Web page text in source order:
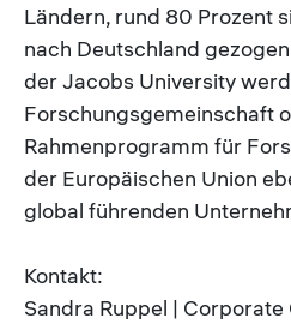
Ländern, rund 80 Prozent
nach Deutschland
der Jacobs University
Forschungsgemeinschaft
Rahmenprogramm für
der Europäischen Union
global führenden
Kontakt:
Sandra Ruppel |